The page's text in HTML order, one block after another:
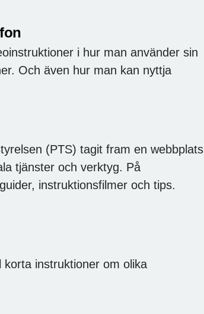
i hur man använder sin
Och även hur man kan nyttja
(PTS) tagit fram en webbplats
tjänster och verktyg. På
instruktionsfilmer och tips.
instruktioner om olika